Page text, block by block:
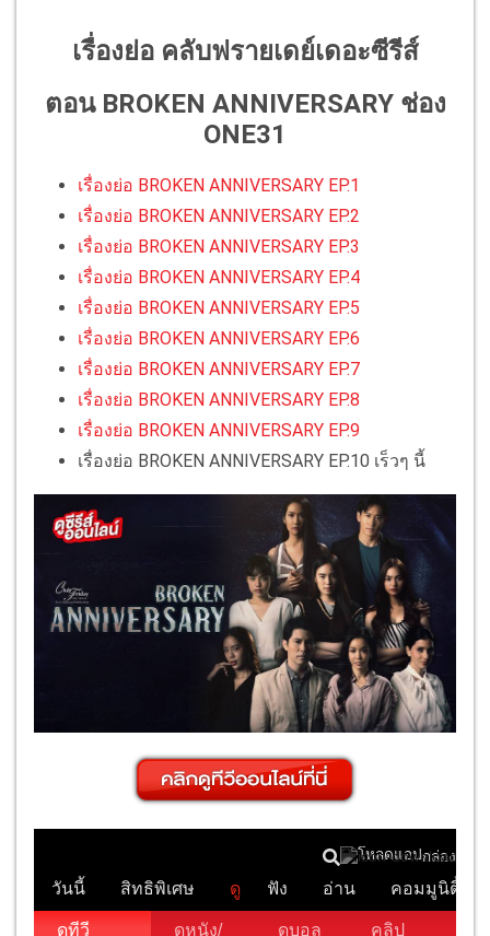
เรื่องย่อ คลับฟรายเดย์เดอะซีรีส์
ตอน BROKEN ANNIVERSARY ช่อง
ONE31
เรื่องย่อ BROKEN ANNIVERSARY EP.1
เรื่องย่อ BROKEN ANNIVERSARY EP.2
เรื่องย่อ BROKEN ANNIVERSARY EP.3
เรื่องย่อ BROKEN ANNIVERSARY EP.4
เรื่องย่อ BROKEN ANNIVERSARY EP.5
เรื่องย่อ BROKEN ANNIVERSARY EP.6
เรื่องย่อ BROKEN ANNIVERSARY EP.7
เรื่องย่อ BROKEN ANNIVERSARY EP.8
เรื่องย่อ BROKEN ANNIVERSARY EP.9
เรื่องย่อ BROKEN ANNIVERSARY EP.10 เร็วๆ นี้